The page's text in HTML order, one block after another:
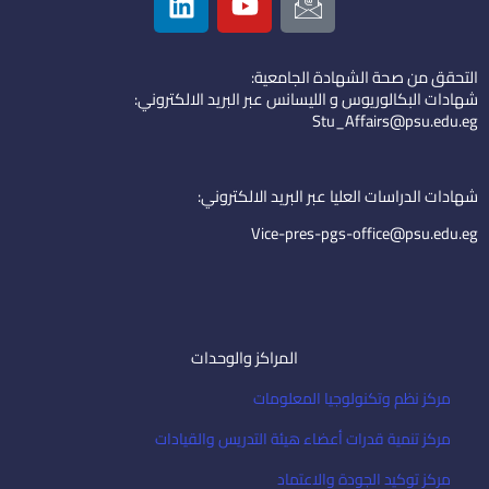
o
n
-
e
i
l
u
u
b
n
e
d
التحقق من صحة الشهادة الجامعية:
شهادات البكالوريوس و الليسانس عبر البريد الالكتروني:
Stu_Affairs@psu.edu.eg
شهادات الدراسات العليا عبر البريد الالكتروني:
Vice-pres-pgs-office@psu.edu.eg
المراكز والوحدات
مركز نظم وتكنولوجيا المعلومات
مركز تنمية قدرات أعضاء هيئة التدريس والقيادات
مركز توكيد الجودة والاعتماد